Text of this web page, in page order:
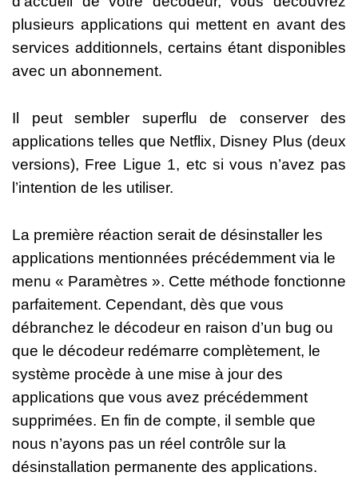
plusieurs applications qui mettent en avant des
services additionnels, certains étant disponibles
avec un abonnement.
Il peut sembler superflu de conserver des
applications telles que Netflix, Disney Plus (deux
versions), Free Ligue 1, etc si vous n’avez pas
l’intention de les utiliser.
La première réaction serait de désinstaller les
applications mentionnées précédemment via le
menu « Paramètres ». Cette méthode fonctionne
parfaitement. Cependant, dès que vous
débranchez le décodeur en raison d’un bug ou
que le décodeur redémarre complètement, le
système procède à une mise à jour des
applications que vous avez précédemment
supprimées. En fin de compte, il semble que
nous n’ayons pas un réel contrôle sur la
désinstallation permanente des applications.